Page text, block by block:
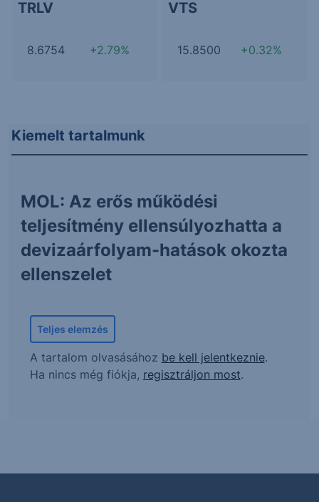
TRLV
8.6754 +2.79%
VTS
15.8500 +0.32%
Kiemelt tartalmunk
MOL: Az erős működési
teljesítmény ellensúlyozhatta a
devizaárfolyam-hatások okozta
ellenszelet
Teljes elemzés
A tartalom olvasásához be kell jelentkeznie.
Ha nincs még fiókja, regisztráljon most.